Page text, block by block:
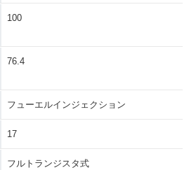
100
76.4
フューエルインジェクション
17
フルトランジスタ式